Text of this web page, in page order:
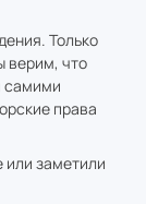
Только
верим, что
самими
права
или заметили